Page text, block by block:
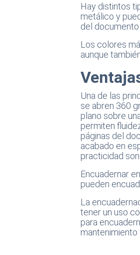
Hay distintos
metálico y
del documento
Los colores
aunque
Una de las
se abren 360
plano sobre
permiten
páginas del
acabado en
practicidad
Encuadernar
pueden
La
tener un uso
para
mantenimiento